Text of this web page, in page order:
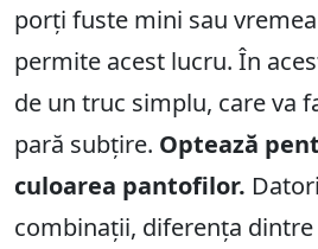
porți fuste mini sau
permite acest lucru. În
de un truc simplu, care va
pară subțire. Optează
culoarea pantofilor.
combinații, diferența